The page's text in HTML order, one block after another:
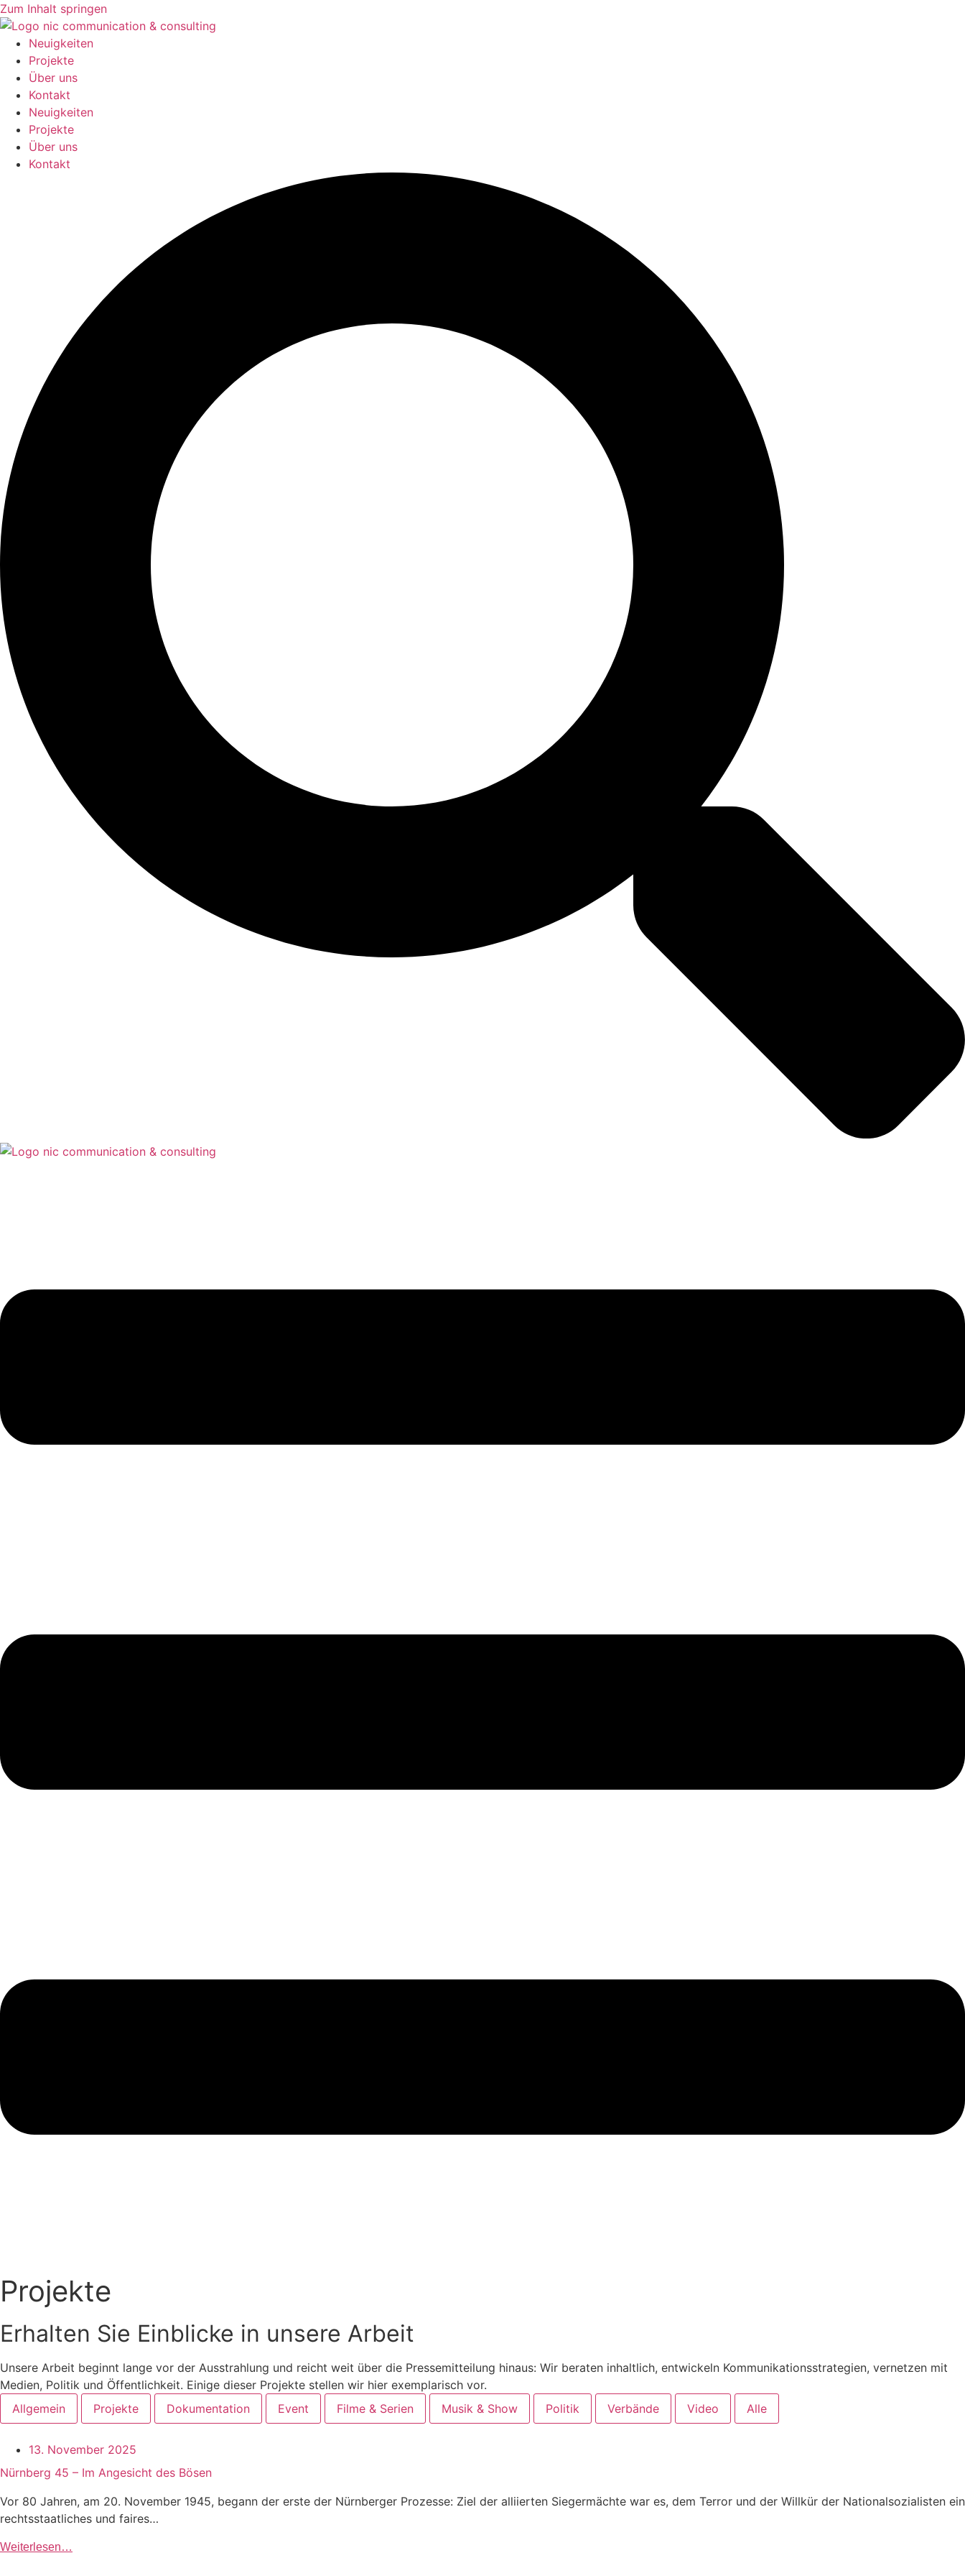
Zum Inhalt springen
Neuigkeiten
Projekte
Über uns
Kontakt
Neuigkeiten
Projekte
Über uns
Kontakt
Projekte
Erhalten Sie Einblicke in unsere Arbeit
Unse­re Arbeit beginnt lan­ge vor der Aus­strah­lung und reicht weit über die Pres­se­mit­tei­lung hin­aus: Wir bera­ten inhalt­lich, ent­wi­ckeln Kom­mu­ni­ka­ti­ons­stra­te­gien, ver­net­zen mit
Medi­en, Poli­tik und Öffent­lich­keit. Eini­ge die­ser Pro­jek­te stel­len wir hier exem­pla­risch vor.
Allgemein
Projekte Dokumentation Event Filme & Serien Musik & Show Politik Verbände Video Alle
13. Novem­ber 2025
Nürnberg 45 – Im Angesicht des Bösen
Vor 80 Jah­ren, am 20. Novem­ber 1945, begann der ers­te der Nürn­ber­ger Pro­zes­se: Ziel der alli­ier­ten Sie­ger­mäch­te war es, dem Ter­ror und der Will­kür der Natio­nal­so­zia­lis­ten ein
rechts­staat­li­ches und fai­res…
Wei­ter­le­sen…